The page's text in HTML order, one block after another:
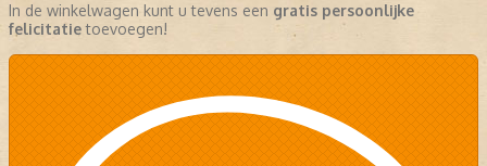
In de winkelwagen kunt u tevens een gratis persoonlijke
felicitatietoevoegen!